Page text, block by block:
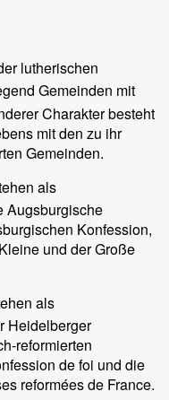
lutherischen
Gemeinden mit
Charakter besteht
mit den zu ihr
Gemeinden.
als
Augsburgische
Konfession,
und der Große
als
Heidelberger
reformierten
de foi und die
reformées de France.